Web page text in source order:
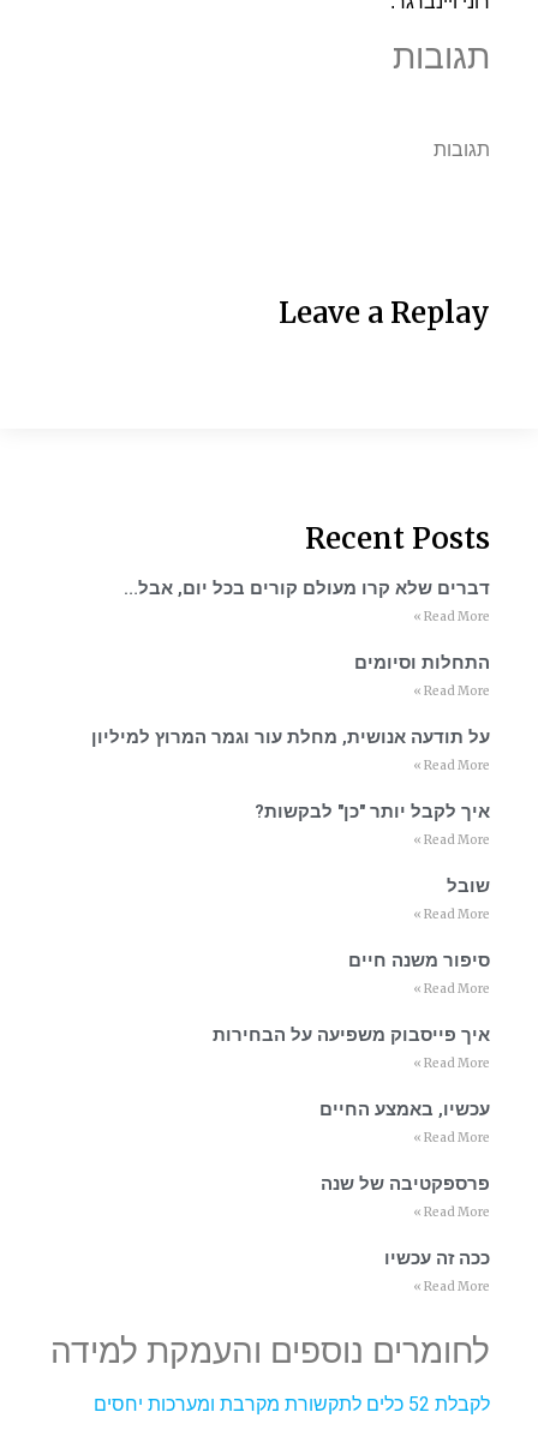
תגובות
תגובות
Leave a Replay
Recent Posts
דברים שלא קרו מעולם קורים בכל יום, אבל…
Read More »
התחלות וסיומים
Read More »
על תודעה אנושית, מחלת עור וגמר המרוץ למיליון
Read More »
איך לקבל יותר "כן" לבקשות?
Read More »
שובל
Read More »
סיפור משנה חיים
Read More »
איך פייסבוק משפיעה על הבחירות
Read More »
עכשיו, באמצע החיים
Read More »
פרספקטיבה של שנה
Read More »
ככה זה עכשיו
Read More »
לחומרים נוספים והעמקת למידה
לקבלת 52 כלים לתקשורת מקרבת ומערכות יחסים